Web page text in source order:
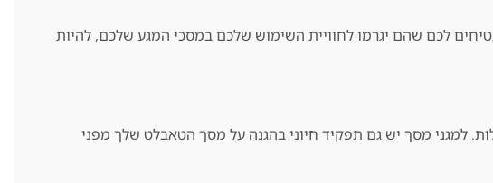
לכם שהם יגרמו לחוויית השימוש שלכם במסכי המגע שלכם, להיות
למגני מסך יש גם תפקיד חיוני בהגנה על מסך הטאבלט שלך מפני